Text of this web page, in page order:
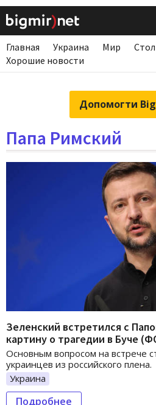
Главная Украина Мир
Хорошие новости
Допомогти
Папа Римский
Зеленский встретился с
картину о трагедии в Буче
Основным вопросом на встрече
украинцев из российского плена.
Украина
Подробнее